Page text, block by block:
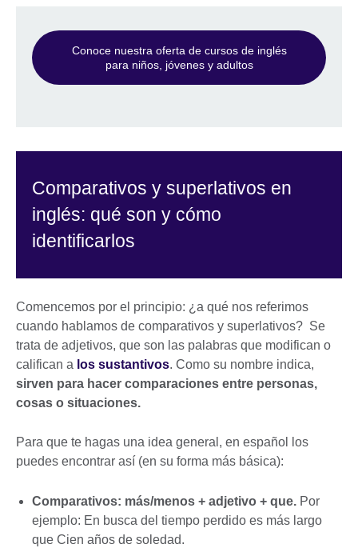
Conoce nuestra oferta de cursos de inglés
para niños, jóvenes y adultos
Comparativos y superlativos en
inglés: qué son y cómo
identificarlos
Comencemos por el principio: ¿a qué nos referimos
cuando hablamos de comparativos y superlativos? Se
trata de adjetivos, que son las palabras que modifican o
califican a los sustantivos. Como su nombre indica,
sirven para hacer comparaciones entre personas,
cosas o situaciones.
Para que te hagas una idea general, en español los
puedes encontrar así (en su forma más básica):
Comparativos: más/menos + adjetivo + que. Por
ejemplo: En busca del tiempo perdido es más largo
que Cien años de soledad.